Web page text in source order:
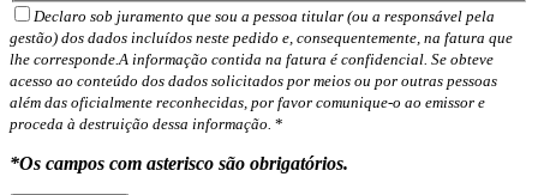
Declaro sob juramento que sou a pessoa titular (ou a responsável pela
gestão) dos dados incluídos neste pedido e, consequentemente, na fatura que
lhe corresponde.A informação contida na fatura é confidencial. Se obteve
acesso ao conteúdo dos dados solicitados por meios ou por outras pessoas
além das oficialmente reconhecidas, por favor comunique-o ao emissor e
proceda à destruição dessa informação. *
*Os campos com asterisco são obrigatórios.